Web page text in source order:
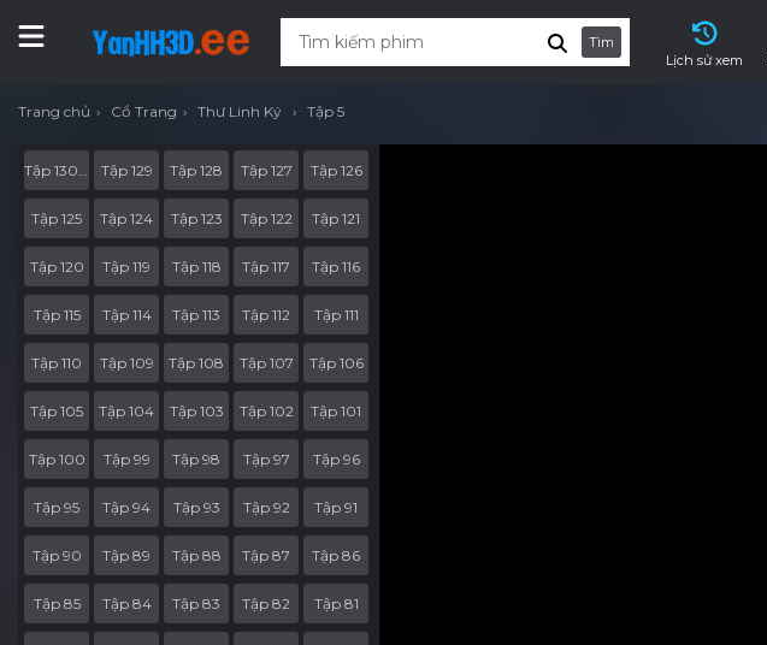
Tìm
Lịch sử xem
Trang chủ Cổ Trang Thư Linh Ký Tập 5
Tập 129 Tập 128 Tập 127 Tập 126
Tập 125 Tập 124 Tập 123 Tập 122 Tập 121
Tập 120 Tập 119 Tập 118 Tập 117 Tập 116
Tập 115 Tập 114 Tập 113 Tập 112 Tập 111
Tập 110 Tập 109 Tập 108 Tập 107 Tập 106
Tập 105 Tập 104 Tập 103 Tập 102 Tập 101
Tập 100 Tập 99 Tập 98 Tập 97 Tập 96
Tập 95 Tập 94 Tập 93 Tập 92 Tập 91
Tập 90 Tập 89 Tập 88 Tập 87 Tập 86
Tập 85 Tập 84 Tập 83 Tập 82 Tập 81